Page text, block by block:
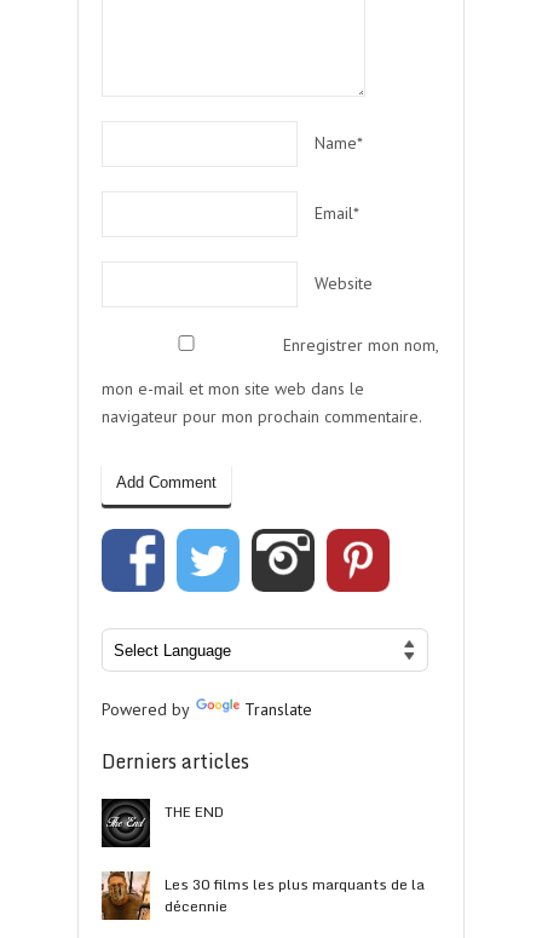
Name*
Email*
Website
Enregistrer mon nom,
mon e-mail et mon site web dans le
navigateur pour mon prochain commentaire.
Powered by Translate
Derniers articles
THE END
Les 30 films les plus marquants de la
décennie